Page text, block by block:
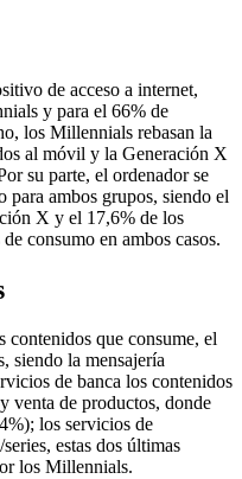
de acceso a internet,
y para el 66% de
los Millennials rebasan la
al móvil y la Generación X
su parte, el ordenador se
para ambos grupos, siendo el
X y el 17,6% de los
consumo en ambos casos.
contenidos que consume, el
siendo la mensajería
de banca los contenidos
venta de productos, donde
los servicios de
estas dos últimas
los Millennials.